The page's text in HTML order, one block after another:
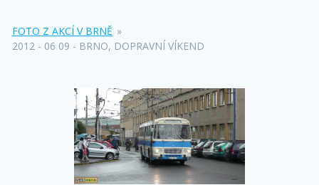
FOTO Z AKCÍ V BRNĚ »
2012 - 06 09 - BRNO, DOPRAVNÍ VÍKEND